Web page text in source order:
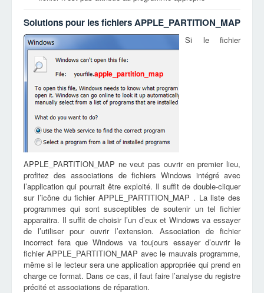
Solutions pour les fichiers APPLE_PARTITION_MAP
apple_partition_map
Si le fichier
APPLE_PARTITION_MAP ne veut pas ouvrir en premier lieu,
profitez des associations de fichiers Windows intégré avec
l’application qui pourrait être exploité. Il suffit de double-cliquer
sur l’icône du fichier APPLE_PARTITION_MAP . La liste des
programmes qui sont susceptibles de soutenir un tel fichier
apparaitra. Il suffit de choisir l’un d’eux et Windows va essayer
de l’utiliser pour ouvrir l’extension. Association de fichier
incorrect fera que Windows va toujours essayer d’ouvrir le
fichier APPLE_PARTITION_MAP avec le mauvais programme,
même si le lecteur sera une application appropriée qui prend en
charge ce format. Dans ce cas, il faut faire l’analyse du registre
précité et associations de réparation.